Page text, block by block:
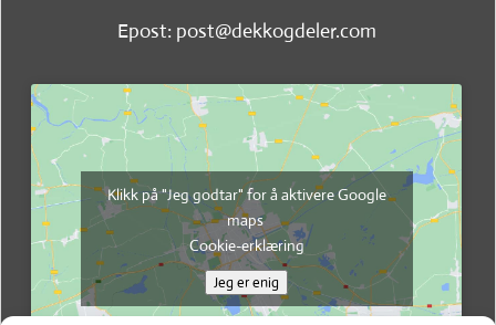
Epost: post@dekkogdeler.com
Klikk på "Jeg godtar" for å aktivere Google
maps
Cookie-erklæring
Jeg er enig